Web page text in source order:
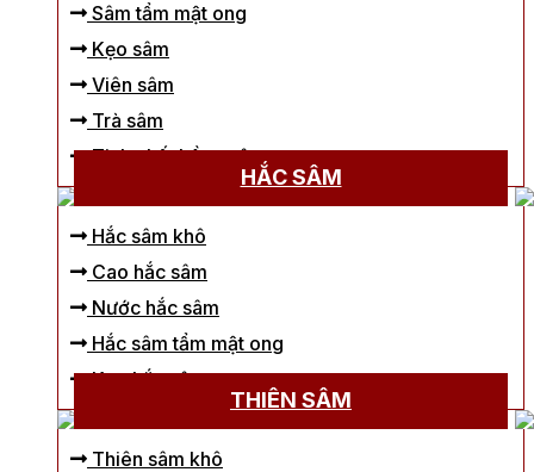
Sâm tẩm mật ong
Kẹo sâm
Viên sâm
Trà sâm
Tinh chất hồng sâm
HẮC SÂM
Hắc sâm khô
Cao hắc sâm
Nước hắc sâm
Hắc sâm tẩm mật ong
Kẹo hắc sâm
THIÊN SÂM
Thiên sâm khô